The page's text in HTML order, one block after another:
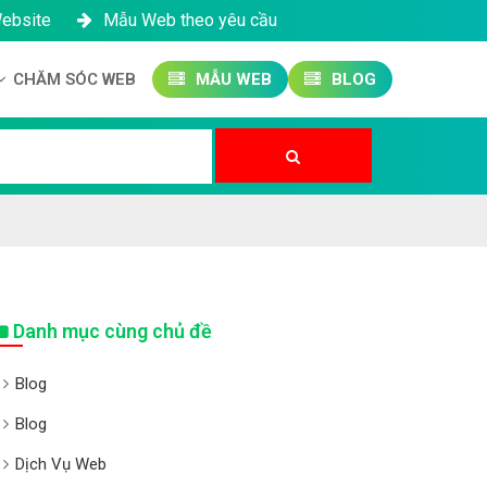
Mẫu Web theo yêu cầu
CHĂM SÓC WEB MẪU WEB BLOG
Danh mục cùng chủ đề
Blog
Blog
Dịch Vụ Web